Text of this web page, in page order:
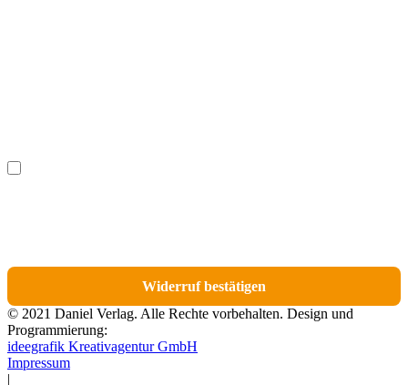
Ich möchte bestimmte Positionen für den Widerruf
Widerruf bestätigen
© 2021 Daniel Verlag. Alle Rechte vorbehalten. Design und
Programmierung:
ideegrafik Kreativagentur GmbH
Impressum
|